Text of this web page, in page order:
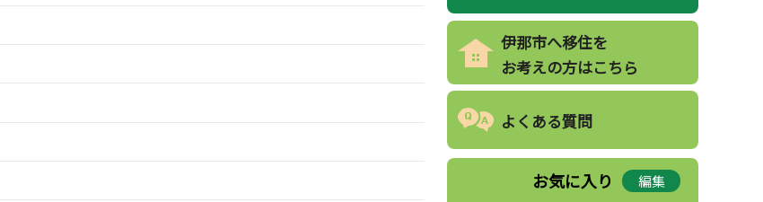
伊那市へ移住を
お考えの方はこちら
よくある質問
お気に入り 編集